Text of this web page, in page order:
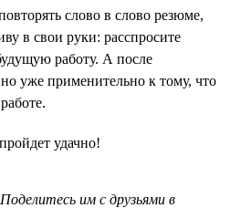
слово в слово резюме,
в свои руки: расспросите
работу. А после
но уже применительно к тому, что
удачно!
им с друзьями в